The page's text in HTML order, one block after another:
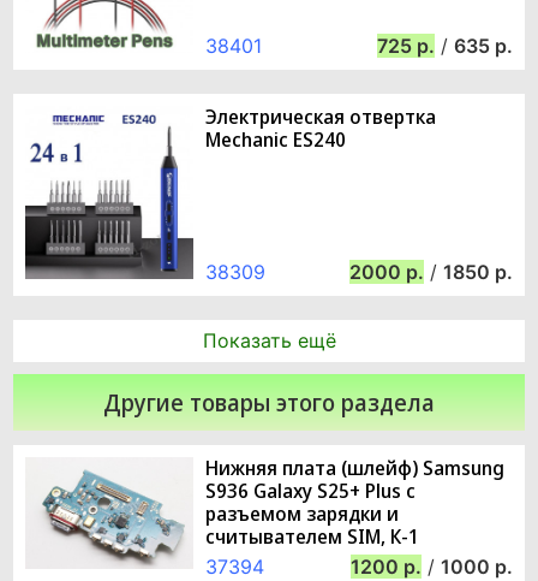
38401 725 / 635
Электрическая отвертка
Mechanic ES240
38309 2000 / 1850
Показать ещё
Другие товары этого раздела
Нижняя плата (шлейф) Samsung
S936 Galaxy S25+ Plus с
разъемом зарядки и
считывателем SIM, К-1
37394 1200 / 1000